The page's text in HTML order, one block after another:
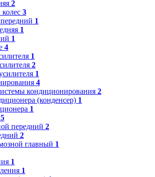
2
3
1
1
1
4
1
2
1
4
кондиционирования 2
(конденсер) 1
1
5
передний 2
2
главный 1
1
1